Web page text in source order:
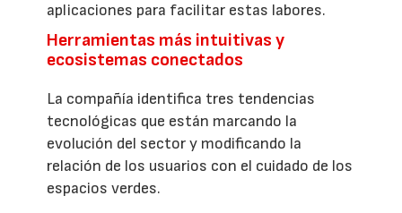
aplicaciones para facilitar estas labores.
Herramientas más intuitivas y
ecosistemas conectados
La compañía identifica tres tendencias
tecnológicas que están marcando la
evolución del sector y modificando la
relación de los usuarios con el cuidado de los
espacios verdes.